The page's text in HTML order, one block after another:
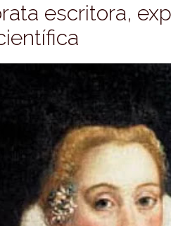
escritora,